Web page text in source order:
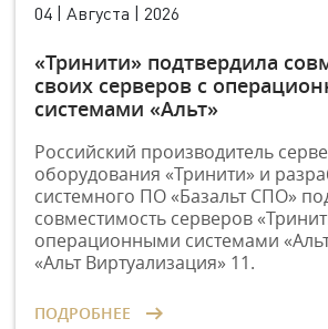
04 | Августа | 2026
«Тринити» подтвердила
своих серверов с
системами «Альт»
Российский производитель
оборудования «Тринити» и
системного ПО «Базальт СПО»
совместимость серверов
операционными системами
«Альт Виртуализация» 11.
ПОДРОБНЕЕ